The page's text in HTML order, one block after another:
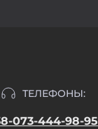
ТЕЛЕФОНЫ:
073-444-98-95